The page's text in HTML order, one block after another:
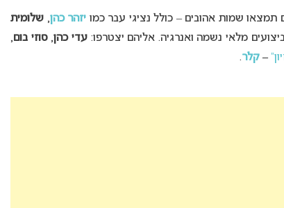
תמצאו שמות אהובים – כולל נציגי עבר כמו יזהר כהן, שלומית
מלאי נשמה ואנרגיה. אליהם יצטרפו:עדי כהן,סוזי בום,
– קלר.